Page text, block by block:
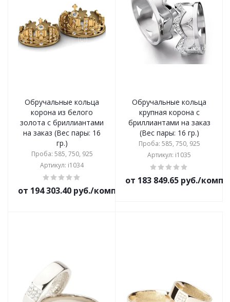
Обручальные кольца
корона из белого
золота с бриллиантами
на заказ (Вес пары: 16
гр.)
Проба: 585, 750, 925
Артикул: i1034
от 194 303.40 руб./комплект
Обручальные кольца
крупная корона с
бриллиантами на заказ
(Вес пары: 16 гр.)
Проба: 585, 750, 925
Артикул: i1035
от 183 849.65 руб./